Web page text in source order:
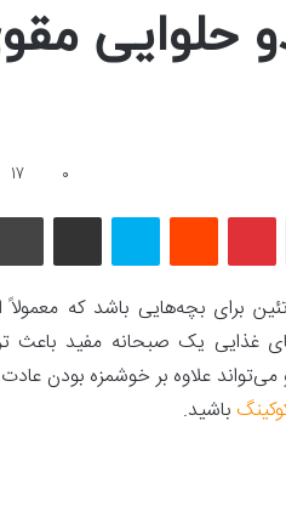
حلوایی
0
17
تامبلر پینتریستReddit اسکایپ اشتراک گذاری با ایمیل
برای بچه‌هایی باشد که معمولاً
غذایی یک صبحانه مفید باعث
علاوه بر خوشمزه بودن
باشید.